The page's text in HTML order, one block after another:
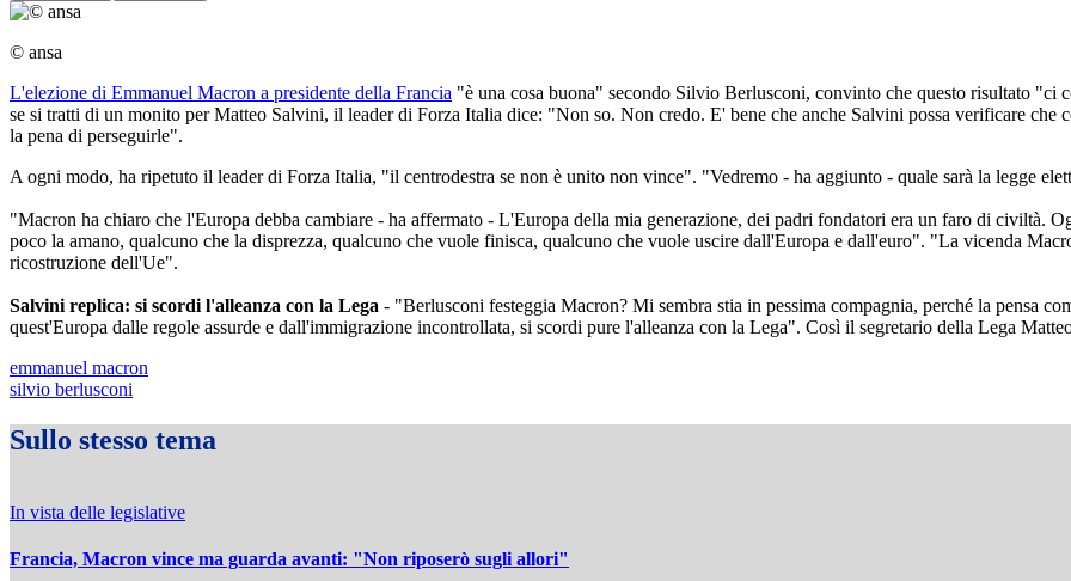
© ansa
L'elezione di Emmanuel Macron a presidente della Francia "è una cosa buona" secondo Silvio Berlusconi, convinto che questo risultato
se si tratti di un monito per Matteo Salvini, il leader di Forza Italia dice: "Non so. Non credo. E' bene che anche Salvini possa verificare che
la pena di perseguirle".
A ogni modo, ha ripetuto il leader di Forza Italia, "il centrodestra se non è unito non vince". "Vedremo - ha aggiunto - quale sarà la legge
"Macron ha chiaro che l'Europa debba cambiare - ha affermato - L'Europa della mia generazione, dei padri fondatori era un faro di civiltà.
poco la amano, qualcuno che la disprezza, qualcuno che vuole finisca, qualcuno che vuole uscire dall'Europa e dall'euro". "La vicenda
ricostruzione dell'Ue".
Salvini replica: si scordi l'alleanza con la Lega - "Berlusconi festeggia Macron? Mi sembra stia in pessima compagnia, perché la pensa
quest'Europa dalle regole assurde e dall'immigrazione incontrollata, si scordi pure l'alleanza con la Lega". Così il segretario della Lega
emmanuel macron
silvio berlusconi
Sullo stesso tema
In vista delle legislative
Francia, Macron vince ma guarda avanti: "Non riposerò sugli allori"